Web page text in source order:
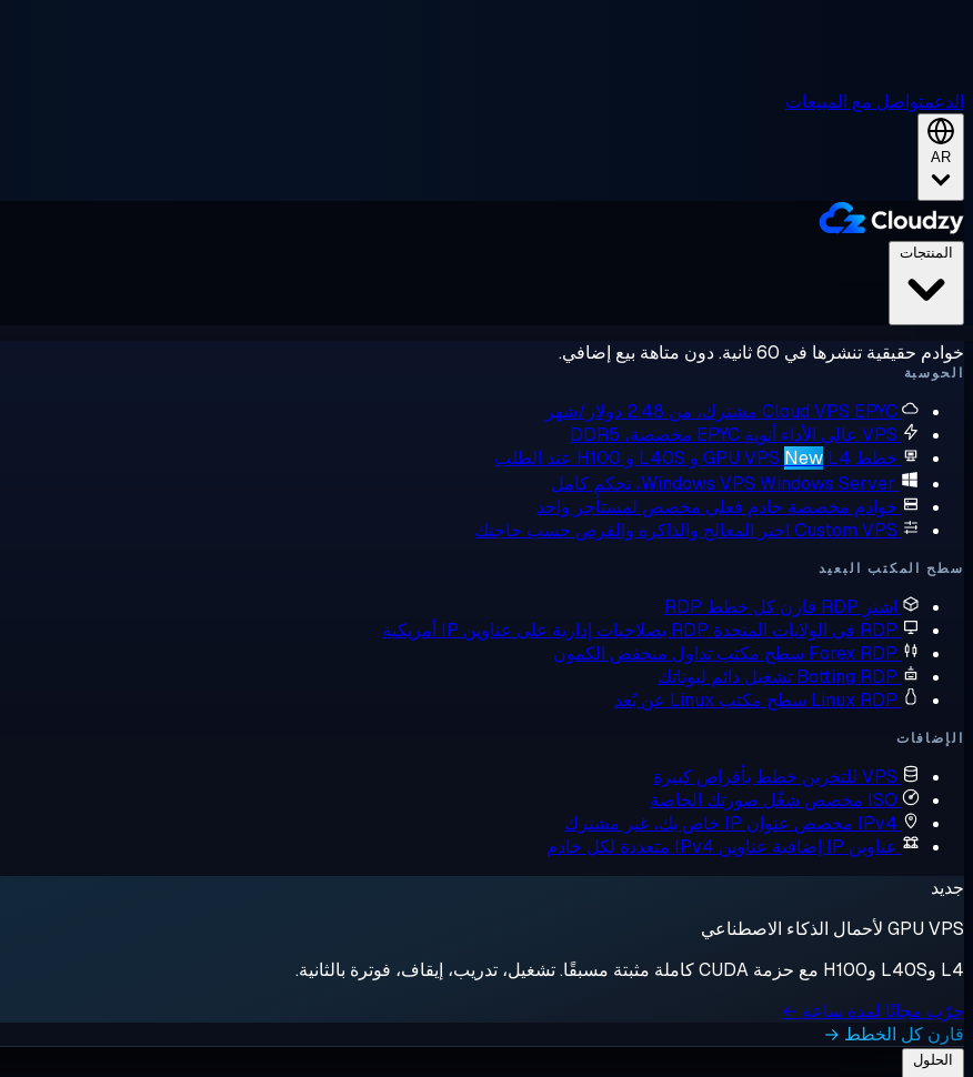
الدعمتواصل مع المبيعات
AR
المنتجات
خوادم حقيقية تنشرها في 60 ثانية. دون متاهة بيع إضافي.
الحوسبة
Cloud VPS EPYC مشترك، من 2.48 دولار/شهر
VPS عالي الأداء
أنوية EPYC مخصصة، DDR5
خطط GPU VPS
New L4 و L40S و H100 عند الطلب
Windows VPS Windows Server، تحكم كامل
خوادم مخصصة خادم فعلي مخصص لمستأجر واحد
Custom VPS اختر المعالج والذاكرة والقرص حسب حاجتك
سطح المكتب البعيد
اشترِ RDP
قارن كل خطط RDP
RDP في الولايات المتحدة
RDP بصلاحيات إدارية على عناوين IP أمريكية
Forex RDP سطح مكتب تداول منخفض الكمون
Botting RDP تشغيل دائم لبوتاتك
Linux RDP سطح مكتب Linux عن بُعد
الإضافات
VPS للتخزين
خطط بأقراص كبيرة
ISO مخصص
شغّل صورتك الخاصة
IPv4 مخصص
عنوان IP خاص بك، غير مشترك
عناوين IP إضافية
عناوين IPv4 متعددة لكل خادم
جديد
GPU VPS لأحمال الذكاء الاصطناعي
L4 وL40S وH100 مع حزمة CUDA كاملة مثبتة مسبقًا. تشغيل، تدريب، إيقاف، فوترة بالثانية.
جرّب مجانًا لمدة ساعة ←
قارن كل الخطط →
الحلول